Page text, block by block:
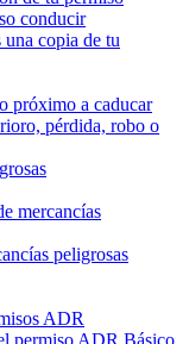
conducir
una copia de tu
próximo a caducar
pérdida, robo o
mercancías
peligrosas
ADR